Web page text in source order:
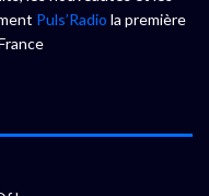
Puls’Radio la première